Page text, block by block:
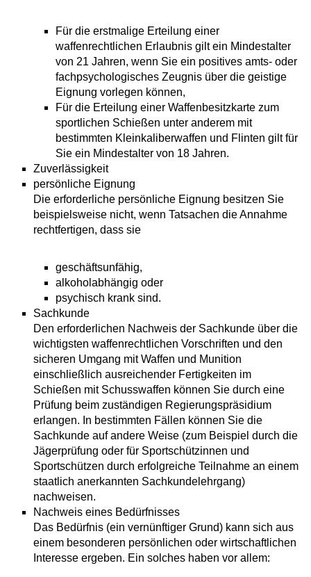
Für die erstmalige Erteilung einer
waffenrechtlichen Erlaubnis gilt ein Mindestalter
von 21 Jahren, wenn Sie ein positives amts- oder
fachpsychologisches Zeugnis über die geistige
Eignung vorlegen können,
Für die Erteilung einer Waffenbesitzkarte zum
sportlichen Schießen unter anderem mit
bestimmten Kleinkaliberwaffen und Flinten gilt für
Sie ein Mindestalter von 18 Jahren.
Zuverlässigkeit
persönliche Eignung
Die erforderliche persönliche Eignung besitzen Sie
beispielsweise nicht, wenn Tatsachen die Annahme
rechtfertigen, dass sie
geschäftsunfähig,
alkoholabhängig oder
psychisch krank sind.
Sachkunde
Den erforderlichen Nachweis der Sachkunde über die
wichtigsten waffenrechtlichen Vorschriften und den
sicheren Umgang mit Waffen und Munition
einschließlich ausreichender Fertigkeiten im
Schießen mit Schusswaffen können Sie durch eine
Prüfung beim zuständigen Regierungspräsidium
erlangen. In bestimmten Fällen können Sie die
Sachkunde auf andere Weise (zum Beispiel durch die
Jägerprüfung oder für Sportschützinnen und
Sportschützen durch erfolgreiche Teilnahme an einem
staatlich anerkannten Sachkundelehrgang)
nachweisen.
Nachweis eines Bedürfnisses
Das Bedürfnis (ein vernünftiger Grund) kann sich aus
einem besonderen persönlichen oder wirtschaftlichen
Interesse ergeben. Ein solches haben vor allem: